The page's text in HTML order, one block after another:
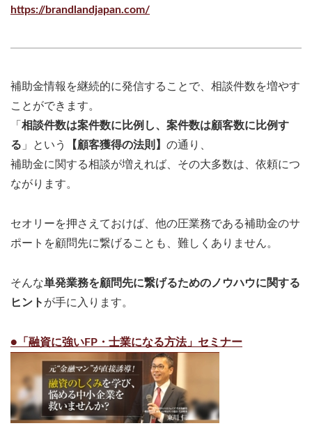
https://brandlandjapan.com/
補助金情報を継続的に発信することで、相談件数を増やす
ことができます。
「 相談件数は案件数に比例し、案件数は顧客数に比例す
る 」という 【顧客獲得の法則】 の通り、
補助金に関する相談が増えれば、その大多数は、依頼につ
ながります。
セオリーを押さえておけば、他の圧業務である補助金のサ
ポートを顧問先に繋げることも、難しくありません。
そんな単発業務を顧問先に繋げるためのノウハウに関する
ヒント が手に入ります。
●「融資に強いFP・士業になる方法」セミナー